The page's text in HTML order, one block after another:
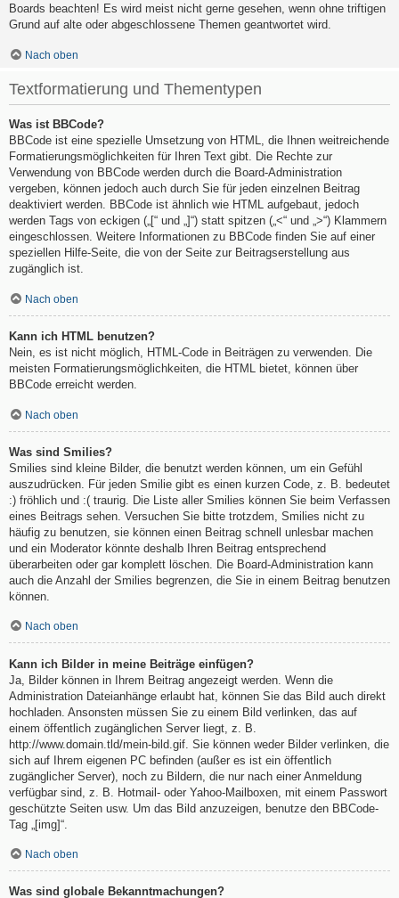
Boards beachten! Es wird meist nicht gerne gesehen, wenn ohne triftigen
Grund auf alte oder abgeschlossene Themen geantwortet wird.
Nach oben
Textformatierung und Thementypen
Was ist BBCode?
BBCode ist eine spezielle Umsetzung von HTML, die Ihnen weitreichende
Formatierungsmöglichkeiten für Ihren Text gibt. Die Rechte zur
Verwendung von BBCode werden durch die Board-Administration
vergeben, können jedoch auch durch Sie für jeden einzelnen Beitrag
deaktiviert werden. BBCode ist ähnlich wie HTML aufgebaut, jedoch
werden Tags von eckigen („[“ und „]“) statt spitzen („<“ und „>“) Klammern
eingeschlossen. Weitere Informationen zu BBCode finden Sie auf einer
speziellen Hilfe-Seite, die von der Seite zur Beitragserstellung aus
zugänglich ist.
Nach oben
Kann ich HTML benutzen?
Nein, es ist nicht möglich, HTML-Code in Beiträgen zu verwenden. Die
meisten Formatierungsmöglichkeiten, die HTML bietet, können über
BBCode erreicht werden.
Nach oben
Was sind Smilies?
Smilies sind kleine Bilder, die benutzt werden können, um ein Gefühl
auszudrücken. Für jeden Smilie gibt es einen kurzen Code, z. B. bedeutet
:) fröhlich und :( traurig. Die Liste aller Smilies können Sie beim Verfassen
eines Beitrags sehen. Versuchen Sie bitte trotzdem, Smilies nicht zu
häufig zu benutzen, sie können einen Beitrag schnell unlesbar machen
und ein Moderator könnte deshalb Ihren Beitrag entsprechend
überarbeiten oder gar komplett löschen. Die Board-Administration kann
auch die Anzahl der Smilies begrenzen, die Sie in einem Beitrag benutzen
können.
Nach oben
Kann ich Bilder in meine Beiträge einfügen?
Ja, Bilder können in Ihrem Beitrag angezeigt werden. Wenn die
Administration Dateianhänge erlaubt hat, können Sie das Bild auch direkt
hochladen. Ansonsten müssen Sie zu einem Bild verlinken, das auf
einem öffentlich zugänglichen Server liegt, z. B.
http://www.domain.tld/mein-bild.gif. Sie können weder Bilder verlinken, die
sich auf Ihrem eigenen PC befinden (außer es ist ein öffentlich
zugänglicher Server), noch zu Bildern, die nur nach einer Anmeldung
verfügbar sind, z. B. Hotmail- oder Yahoo-Mailboxen, mit einem Passwort
geschützte Seiten usw. Um das Bild anzuzeigen, benutze den BBCode-
Tag „[img]“.
Nach oben
Was sind globale Bekanntmachungen?